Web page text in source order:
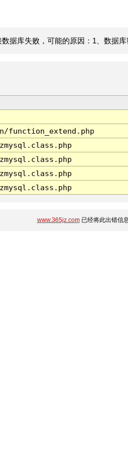
据库失败，可能的原因：1、数据库
function_extend.php
www.365jz.com已经将此出错信